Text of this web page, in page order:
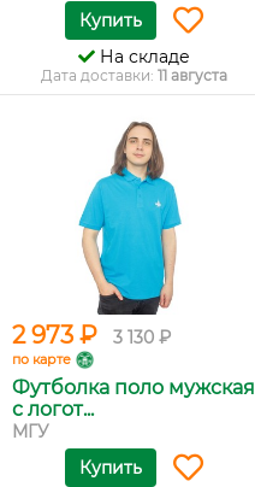
Купить
На складе
Дата доставки: 11 августа
2 973 ₽ 3 130 ₽
по карте
Футболка поло мужская
с логот...
МГУ
Купить